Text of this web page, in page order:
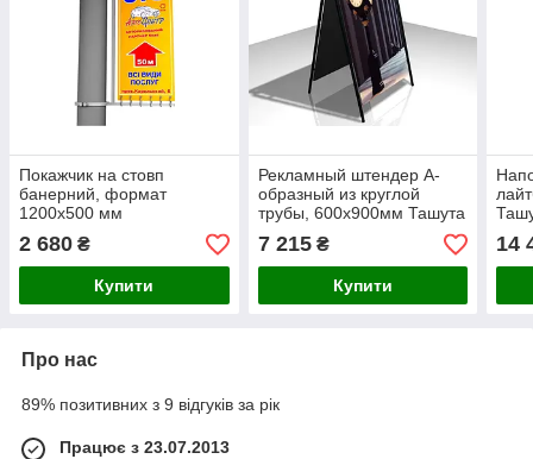
Покажчик на стовп
банерний, формат
1200х500 мм
2 680 ₴
Купити
Рекламный штендер А-
образный из круглой
трубы, 600х900мм Ташута
7 215₴
Купити
14
Про нас
89% позитивних з 9 відгуків за рік
Працює з 23.07.2013